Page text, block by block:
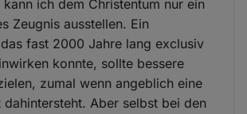
ich dem Christentum nur ein
Zeugnis ausstellen. Ein
fast 2000 Jahre lang exclusiv
konnte, sollte bessere
zumal wenn angeblich eine
Aber selbst bei den